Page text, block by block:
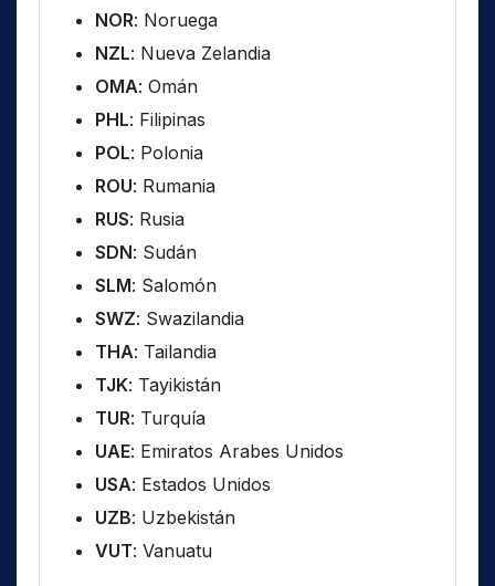
NOR: Noruega
NZL: Nueva Zelandia
OMA: Omán
PHL: Filipinas
POL: Polonia
ROU: Rumania
RUS: Rusia
SDN: Sudán
SLM: Salomón
SWZ: Swazilandia
THA: Tailandia
TJK: Tayikistán
TUR: Turquía
UAE: Emiratos Arabes Unidos
USA: Estados Unidos
UZB: Uzbekistán
VUT: Vanuatu